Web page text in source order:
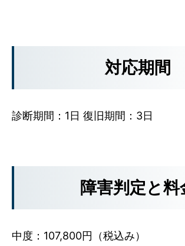
対応期間
診断期間：1日 復旧期間：3日
障害判定と料
中度：107,800円（税込み）